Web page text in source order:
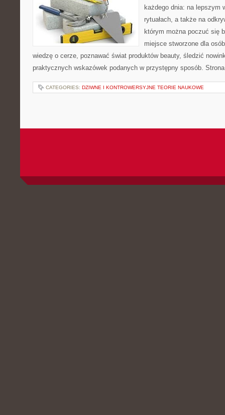
każdego dnia: na lepszym
rytuałach, a także na
którym można poczuć się
miejsce stworzone dla
wiedzę o cerze, poznawać świat produktów beauty, śledzić
praktycznych wskazówek podanych w przystępny sposób.
CATEGORIES: DZIWNE I KONTROWERSYJNE TEORIE NAUKOWE